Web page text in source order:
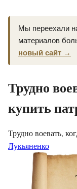
Мы переехали
материалов
новый сайт →
Трудно
купить
Трудно воевать,
Лукьяненко